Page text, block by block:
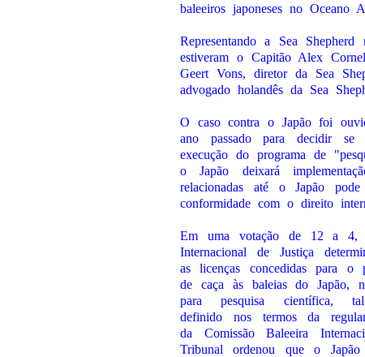
baleeiros japoneses no Oceano
Representando a Sea
estiveram o Capitão Alex
Geert Vons, diretor da Sea
advogado holandês da Sea
O caso contra o Japão foi
ano passado para decidir se
execução do programa de
o Japão deixará
relacionadas até o Japão
conformidade com o direito
Em uma votação de 12 a 4,
Internacional de Justiça
as licenças concedidas para o
de caça às baleias do Japão,
para pesquisa científica,
definido nos termos da
da Comissão Baleeira
Tribunal ordenou que o Japão